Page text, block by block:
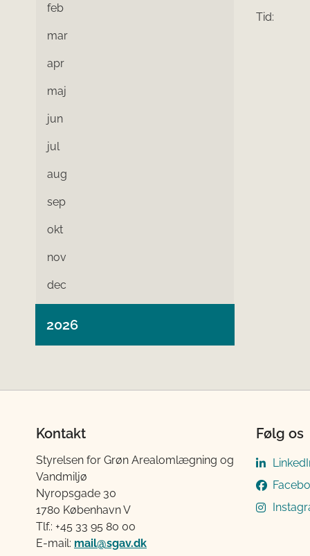
feb
mar
apr
maj
jun
jul
aug
sep
okt
nov
dec
2026
Tid:
Kontakt
Styrelsen for Grøn Arealomlægning og
Vandmiljø
Nyropsgade 30
1780 København V
Tlf.: +45 33 95 80 00
E-mail: mail@sgav.dk
Følg os